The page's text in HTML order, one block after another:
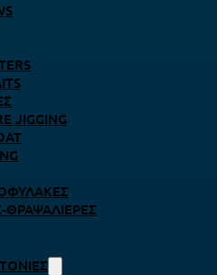
JIGGING
ΘΡΑΨΑΛΙΈΡΕΣ